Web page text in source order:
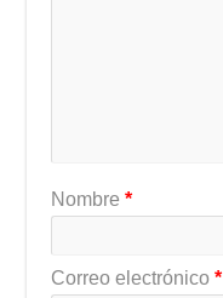
Nombre*
Correo electrónico*